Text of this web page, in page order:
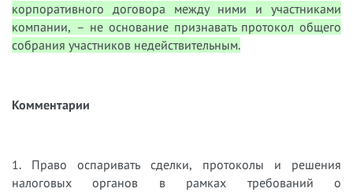
корпоративного договора между ними и участниками
компании, – не основание признавать протокол общего
собрания участников недействительным.
Комментарии
1. Право оспаривать сделки, протоколы и решения
налоговых органов в рамках требований о